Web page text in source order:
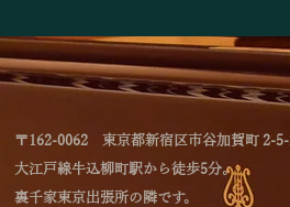
ル Deux piano －対
らせ
〒162-0062 東京都新宿区市谷加賀町 2-5-
大江戸線牛込柳町駅から徒歩5分。
裏千家東京出張所の隣です。